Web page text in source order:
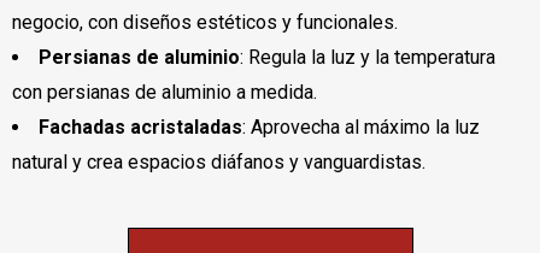
negocio, con diseños estéticos y funcionales.
Persianas de aluminio: Regula la luz y la temperatura
con persianas de aluminio a medida.
Fachadas acristaladas: Aprovecha al máximo la luz
natural y crea espacios diáfanos y vanguardistas.